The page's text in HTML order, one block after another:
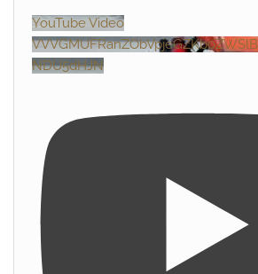
YouTube Video
NDU5dHJN